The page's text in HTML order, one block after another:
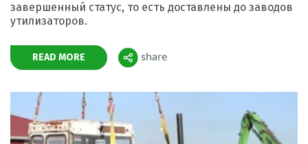
завершенный статус, то есть доставлены до заводов
утилизаторов.
READ MORE Поделиться
share